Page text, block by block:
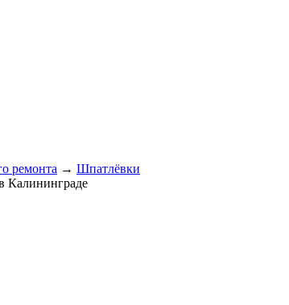
ремонта → Шпатлёвки
Калининграде